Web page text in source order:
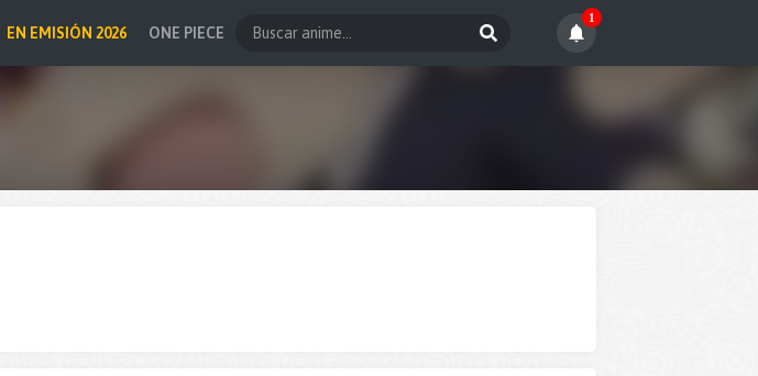
EN EMISIÓN 2026 ONE PIECE
1